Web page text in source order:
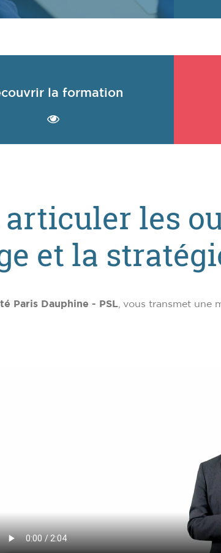
la formation
les
et la
Paris Dauphine - PSL, vous transmet une